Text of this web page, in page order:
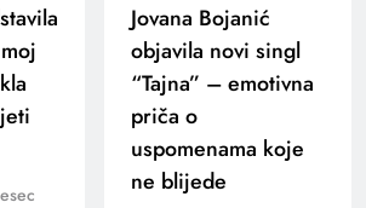
Jovana Bojanić
objavila novi singl
“Tajna” – emotivna
priča o
uspomenama koje
ne blijede